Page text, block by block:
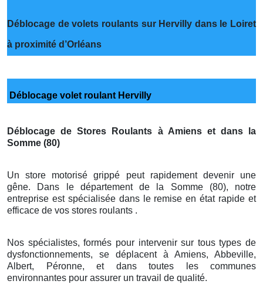
Déblocage de volets roulants sur Hervilly dans le Loiret
à proximité d’Orléans
Déblocage volet roulant Hervilly
Déblocage de Stores Roulants à Amiens et dans la
Somme (80)
Un store motorisé grippé peut rapidement devenir une
gêne. Dans le département de la Somme (80), notre
entreprise est spécialisée dans le remise en état rapide et
efficace de vos stores roulants .
Nos spécialistes, formés pour intervenir sur tous types de
dysfonctionnements, se déplacent à Amiens, Abbeville,
Albert, Péronne, et dans toutes les communes
environnantes pour assurer un travail de qualité.